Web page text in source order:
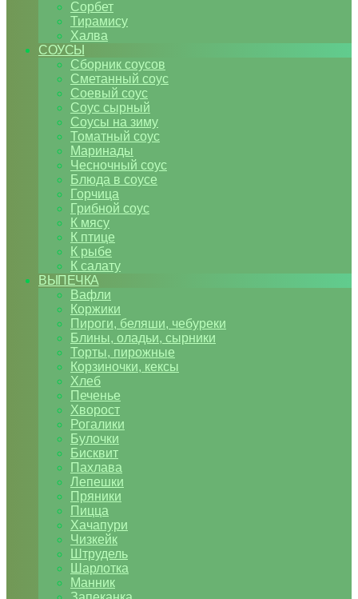
Сорбет
Тирамису
Халва
СОУСЫ
Сборник соусов
Сметанный соус
Соевый соус
Соус сырный
Соусы на зиму
Томатный соус
Маринады
Чесночный соус
Блюда в соусе
Горчица
Грибной соус
К мясу
К птице
К рыбе
К салату
ВЫПЕЧКА
Вафли
Коржики
Пироги, беляши, чебуреки
Блины, оладьи, сырники
Торты, пирожные
Корзиночки, кексы
Хлеб
Печенье
Хворост
Рогалики
Булочки
Бисквит
Пахлава
Лепешки
Пряники
Пицца
Хачапури
Чизкейк
Штрудель
Шарлотка
Манник